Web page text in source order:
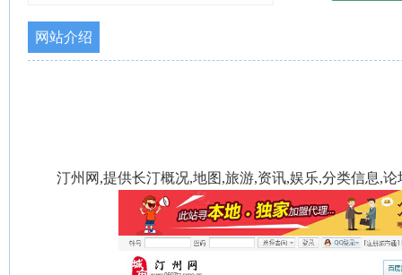
网站介绍
汀州网,提供长汀概况,地图,旅游,资讯,娱乐,分类信息,